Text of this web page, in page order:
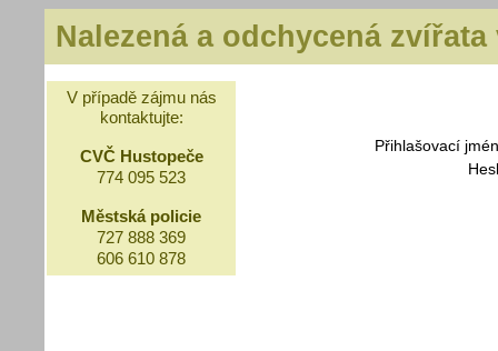
Nalezená a odchycená
V případě zájmu nás
kontaktujte:
CVČ Hustopeče
774 095 523
Městská policie
727 888 369
606 610 878
Přihlašovací